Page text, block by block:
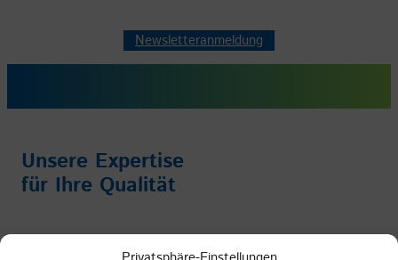
Newsletteranmeldung
Unsere Expertise
für Ihre Qualität